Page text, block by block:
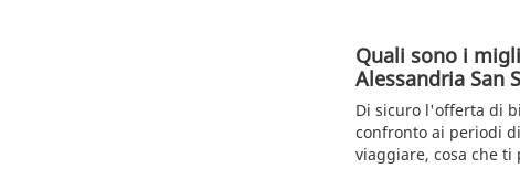
Quali sono i
Alessandria San
Di sicuro l'offerta di
confronto ai periodi
viaggiare, cosa che